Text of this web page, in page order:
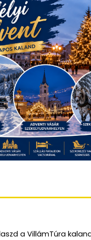
a VillámTúra